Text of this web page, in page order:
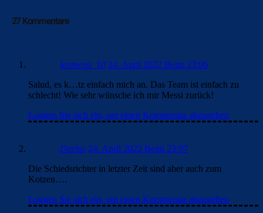
27 Kommentare
leomessi_10 24. April 2022 Beim 23:06
Salud, es k…tz einfach mich an. Das Team ist einfach zu
schlecht! Wie sehr wünsche ich mir Messi zurück!
Loggen Sie sich ein, um einen Kommentar abzugeben
Darius 24. April 2022 Beim 23:07
Die Schiedsrichter in letzter Zeit sind aber auch zum
Kotzen….
Loggen Sie sich ein, um einen Kommentar abzugeben